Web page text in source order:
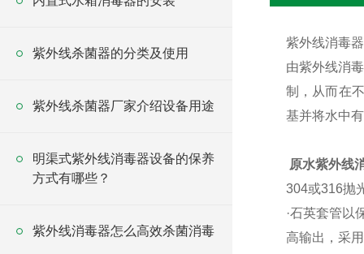
紫外线杀菌器的分类及使用
紫外线杀菌器厂家介绍设备用途
明渠式紫外线消毒器设备的保养
方式有哪些？
紫外线消毒器怎么高效杀菌消毒
紫外线消毒
由紫外线消
制，从而在
基并将水中
原水紫外线
304或316抛
·石英套管以
高输出，采